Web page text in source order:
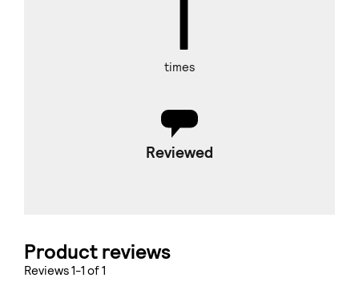
times
Reviewed
Product reviews
Reviews 1-1 of 1